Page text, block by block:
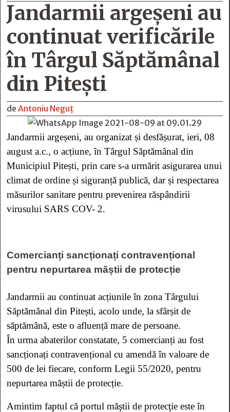
Jandarmii argeșeni au
continuat verificările
în Târgul Săptămânal
din Pitești
de Antoniu Neguț
Jandarmii argeșeni, au organizat și desfășurat, ieri, 08
august a.c., o acțiune, în Târgul Săptămânal din
Municipiul Pitești, prin care s-a urmărit asigurarea unui
climat de ordine și siguranță publică, dar și respectarea
măsurilor sanitare pentru prevenirea răspândirii
virusului SARS COV- 2.
Comercianți sancționați contravențional
pentru nepurtarea măștii de protecție
Jandarmii au continuat acțiunile în zona Târgului
Săptămânal din Pitești, acolo unde, la sfârșit de
săptămână, este o afluență mare de persoane.
În urma abaterilor constatate, 5 comercianți au fost
sancționați contravențional cu amendă în valoare de
500 de lei fiecare, conform Legii 55/2020, pentru
nepurtarea măștii de protecție.
Amintim faptul că portul măştii de protecţie este în